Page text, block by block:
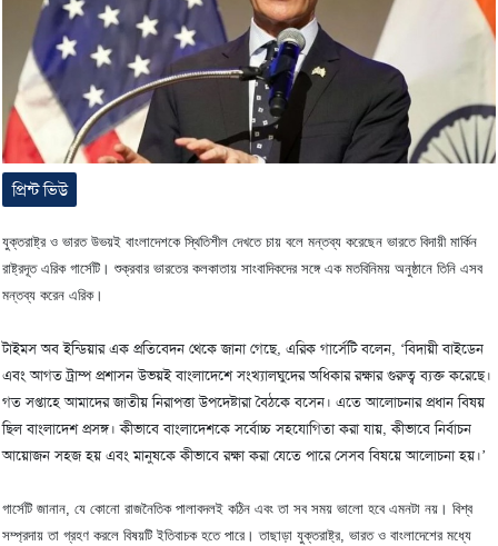
প্রিন্ট ভিউ
যুক্তরাষ্ট্র ও ভারত উভয়ই বাংলাদেশকে স্থিতিশীল দেখতে চায় বলে মন্তব্য করেছেন ভারতে বিদায়ী মার্কিন
রাষ্ট্রদূত এরিক গার্সেটি। শুক্রবার ভারতের কলকাতায় সাংবাদিকদের সঙ্গে এক মতবিনিময় অনুষ্ঠানে তিনি এসব
মন্তব্য করেন এরিক।
টাইমস অব ইন্ডিয়ার এক প্রতিবেদন থেকে জানা গেছে, এরিক গার্সেটি বলেন, ‘বিদায়ী বাইডেন
এবং আগত ট্রাম্প প্রশাসন উভয়ই বাংলাদেশে সংখ্যালঘুদের অধিকার রক্ষার গুরুত্ব ব্যক্ত করেছে।
গত সপ্তাহে আমাদের জাতীয় নিরাপত্তা উপদেষ্টারা বৈঠকে বসেন। এতে আলোচনার প্রধান বিষয়
ছিল বাংলাদেশ প্রসঙ্গ। কীভাবে বাংলাদেশকে সর্বোচ্চ সহযোগিতা করা যায়, কীভাবে নির্বাচন
আয়োজন সহজ হয় এবং মানুষকে কীভাবে রক্ষা করা যেতে পারে সেসব বিষয়ে আলোচনা হয়।’
গার্সেটি জানান, যে কোনো রাজনৈতিক পালাবদলই কঠিন এবং তা সব সময় ভালো হবে এমনটা নয়। বিশ্ব
সম্প্রদায় তা গ্রহণ করলে বিষয়টি ইতিবাচক হতে পারে। তাছাড়া যুক্তরাষ্ট্র, ভারত ও বাংলাদেশের মধ্যে